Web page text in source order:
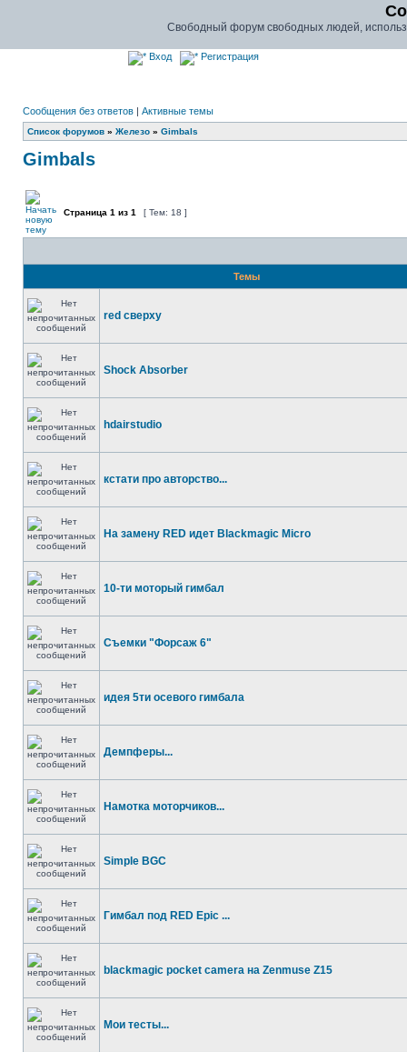
Свободный форум свободных людей,
Вход Регистрация
Сообщения без ответов | Активные темы
Список форумов » Железо » Gimbals
Gimbals
Страница 1 из 1 [ Тем: 18 ]
Темы
red сверху
Shock Absorber
hdairstudio
кстати про авторство...
На замену RED идет Blackmagic Micro
10-ти моторый гимбал
Съемки "Форсаж 6"
идея 5ти осевого гимбала
Демпферы...
Намотка моторчиков...
Simple BGC
Гимбал под RED Epic ...
blackmagic pocket camera на Zenmuse Z15
Мои тесты...